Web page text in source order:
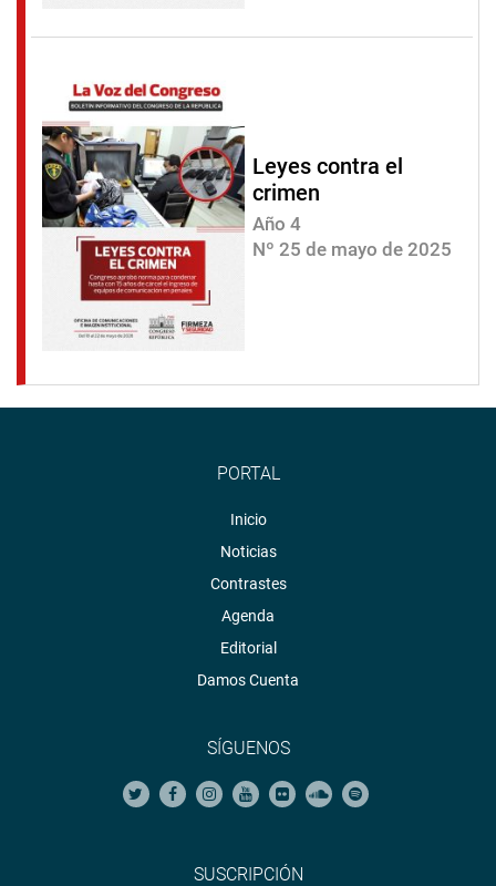
Leyes contra el
crimen
Año 4
Nº 25 de mayo de 2025
PORTAL
Inicio
Noticias
Contrastes
Agenda
Editorial
Damos Cuenta
SÍGUENOS
SUSCRIPCIÓN